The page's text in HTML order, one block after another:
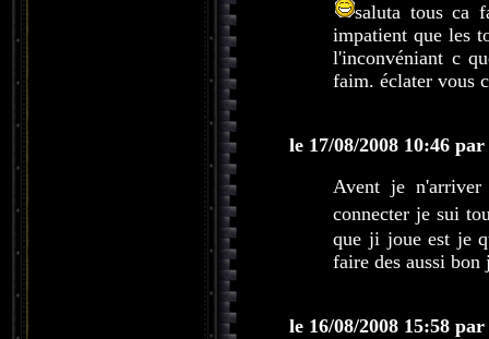
saluta tous ca
impatient que les
l'inconvéniant c
faim. éclater vous
le 17/08/2008 10:46 par
Avent je
connecter je sui
que ji joue est je
faire des aussi
le 16/08/2008 15:58 par